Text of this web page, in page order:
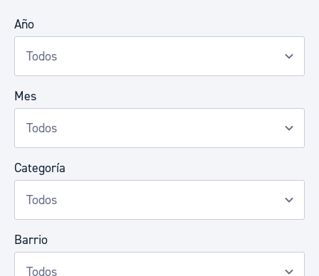
Año
Mes
Categoría
Barrio